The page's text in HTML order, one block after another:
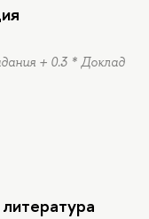
+ 0.3 * Доклад